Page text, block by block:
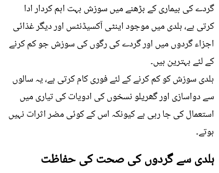
گردے کی بیماری کے بڑھنے میں سوزش بہت اہم کردار ادا
کرتی ہے، ہلدی میں موجود اینٹی آکسیڈنٹس اور دیگر غذائی
اجزاء گردوں میں اور گردے کی رگوں کی سوزش جو کم کرنے
کے لئے بہترین ہیں۔
ہلدی سوزش کو کم کرنے کے لئے فوری کام کرتی ہے، یہ سالوں
سے دواسازی اور گھریلو نسخوں کی ادویات کی تیاری میں
استعمال کی جا رہی ہے کیونکہ اس کے کوئی مضر اثرات نہیں
ہوتے۔
ہلدی سے گردوں کی صحت کی حفاظت